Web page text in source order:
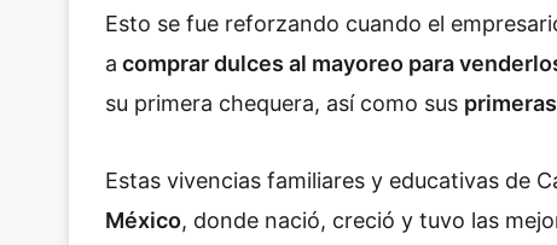
Esto se fue reforzando cuando el
a comprar dulces al mayoreo para
su primera chequera, así como sus
Estas vivencias familiares y educativas de
México, donde nació, creció y tuvo las